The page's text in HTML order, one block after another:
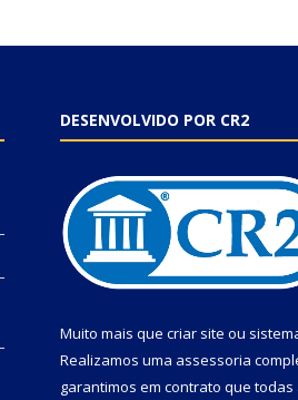
DESENVOLVIDO POR CR2
Muito mais que criar site ou
Realizamos uma assessoria
garantimos em contrato que todas